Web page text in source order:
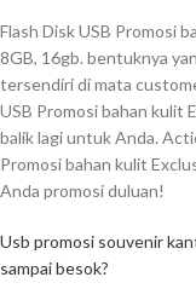
Flash Disk USB Promosi
8GB, 16gb. bentuknya
tersendiri di mata
USB Promosi bahan kulit
balik lagi untuk Anda.
Promosi bahan kulit
Anda promosi duluan!
Usb promosi souvenir
sampai besok?